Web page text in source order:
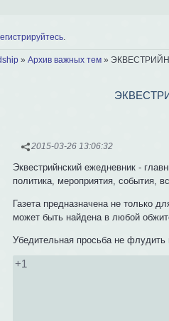
» Архив важных тем »
2015-03-26 13:06:32
Эквестрийнский ежедневник -
политика, мероприятия, события,
Газета предназначена не только
может быть найдена в любой
Убедительная просьба не флудить
+1